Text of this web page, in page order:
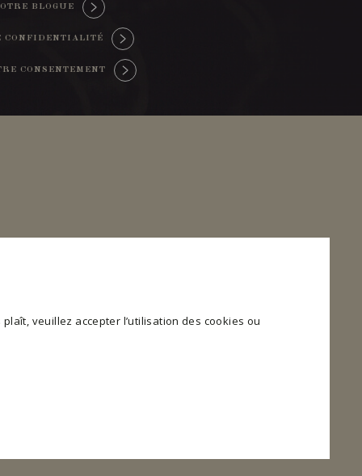
veuillez accepter l’utilisation des cookies ou
BLOGUE
CONFIDENTIALITÉ
CONSENTEMENT